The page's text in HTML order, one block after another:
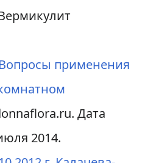
Вопросы применения
Дата
2014.